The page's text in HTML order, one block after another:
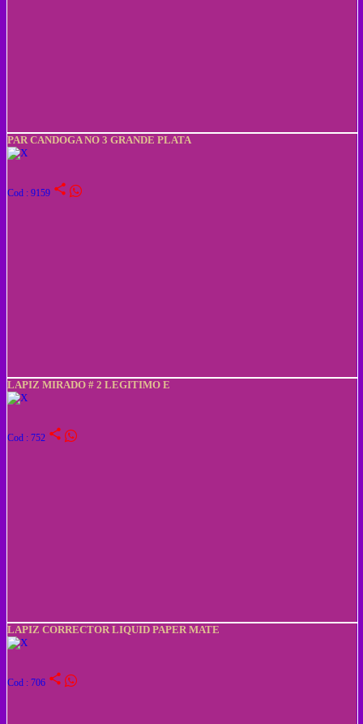
PAR CANDOGA NO 3 GRANDE PLATA
Cod : 9159 share
LAPIZ MIRADO # 2 LEGITIMO E
Cod : 752 share
LAPIZ CORRECTOR LIQUID PAPER MATE
Cod : 706 share